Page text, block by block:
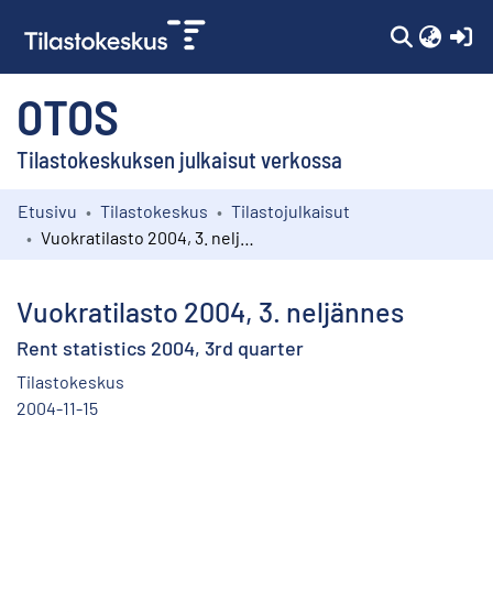
OTOS
Tilastokeskuksen julkaisut verkossa
Kokoelmat
Etusivu Tilastokeskus
Tilastojulkaisut
Vuokratilasto 2004, 3. neljännes
Rent statistics 2004, 3rd quarter
Tilastokeskus
2004-11-15